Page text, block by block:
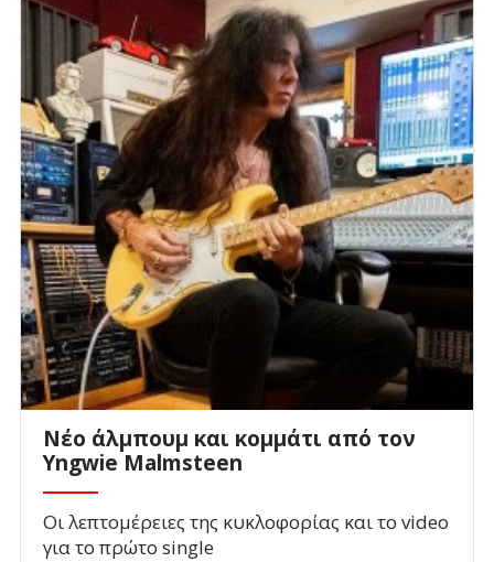
Νέο άλμπουμ και κομμάτι από τον
Yngwie Malmsteen
Οι λεπτομέρειες της κυκλοφορίας και το video
για το πρώτο single